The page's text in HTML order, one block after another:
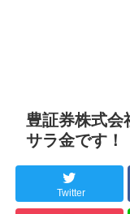
豊証券株式会
サラ金です！
Twitter